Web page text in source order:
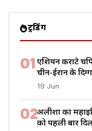
ट्रेंडिंग
01एशियन कराटे
चीन-ईरान के
19 Jun
02अलीशा का
को पहली बार